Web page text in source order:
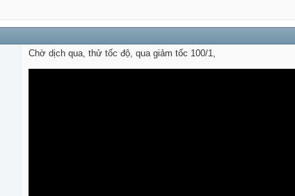
Chờ dịch qua, thử tốc độ, qua giảm tốc 100/1,